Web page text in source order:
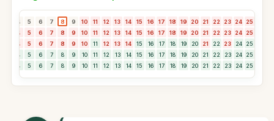
4 5 6 7 8 9 10 11 12 13 14 15 16 17 18 19 20 21 22 23 24 25
4 5 6 7 8 9 10 11 12 13 14 15 16 17 18 19 20 21 22 23 24 25
4 5 6 7 8 9 10 11 12 13 14 15 16 17 18 19 20 21 22 23 24 25
4 5 6 7 8 9 10 11 12 13 14 15 16 17 18 19 20 21 22 23 24 25
4 5 6 7 8 9 10 11 12 13 14 15 16 17 18 19 20 21 22 23 24 25